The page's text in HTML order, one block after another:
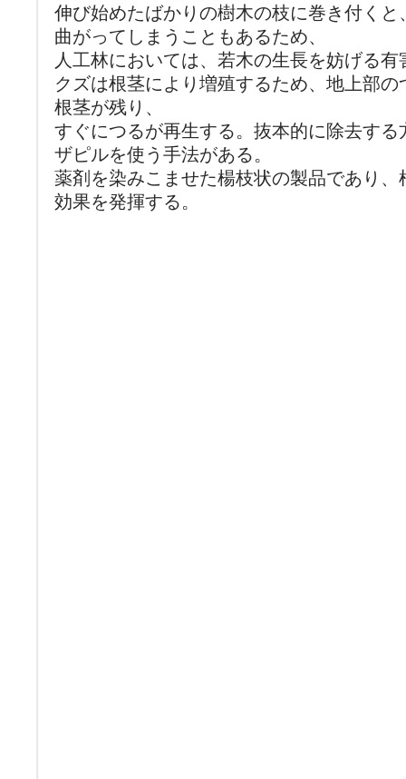
伸び始めたばかりの樹木の枝に巻き付く
曲がってしまうこともあるため、
人工林においては、若木の生長を妨げる
クズは根茎により増殖するため、地上部
根茎が残り、
すぐにつるが再生する。抜本的に除去す
ザピルを使う手法がある。
薬剤を染みこませた楊枝状の製品であり
効果を発揮する。